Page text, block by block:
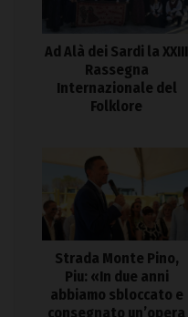
Ad Alà dei Sardi la XXIII
Rassegna
Internazionale del
Folklore
Strada Monte Pino,
Piu: «In due anni
abbiamo sbloccato e
consegnato un’opera